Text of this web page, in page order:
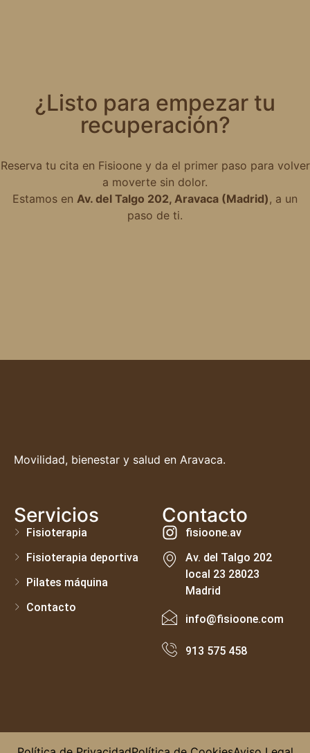
¿Listo para empezar tu
recuperación?
Reserva tu cita en Fisioone y da el primer paso para volver
a moverte sin dolor.
Estamos en Av. del Talgo 202, Aravaca (Madrid), a un
paso de ti.
Movilidad, bienestar y salud en Aravaca.
Servicios
Fisioterapia
Fisioterapia deportiva
Pilates máquina
Contacto
Contacto
fisioone.av
Av. del Talgo 202
local 23 28023
Madrid
info@fisioone.com
913 575 458